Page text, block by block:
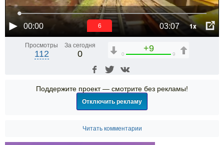
00:00 03:07 1x
6
Просмотры
112
За сегодня
0
+9
0 9
Поддержите проект — смотрите без рекламы!
Отключить рекламу
Читать комментарии